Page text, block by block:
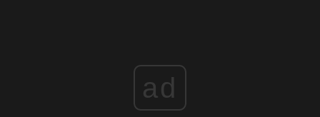
ad